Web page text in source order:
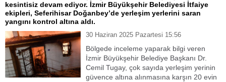
kesintisiz devam ediyor. İzmir Büyükşehir Belediyesi İtfaiye
ekipleri, Seferihisar Doğanbey’de yerleşim yerlerini saran
yangını kontrol altına aldı.
30 Haziran 2025 Pazartesi 15:56
Bölgede inceleme yaparak bilgi veren
İzmir Büyükşehir Belediye Başkanı Dr.
Cemil Tugay, çok sayıda yerleşim yerinin
güvence altına alınmasına karşın 20 evin